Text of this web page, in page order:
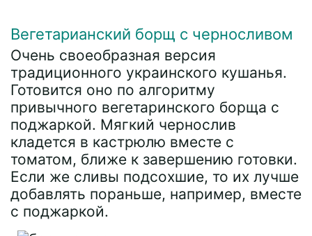
Вегетарианский борщ с черносливом
Очень своеобразная версия
традиционного украинского кушанья.
Готовится оно по алгоритму
привычного вегетаринского борща с
поджаркой. Мягкий чернослив
кладется в кастрюлю вместе с
томатом, ближе к завершению готовки.
Если же сливы подсохшие, то их лучше
добавлять пораньше, например, вместе
с поджаркой.